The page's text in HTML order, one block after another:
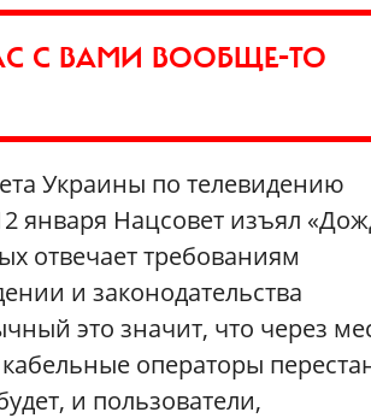
С ВАМИ ВООБЩЕ-ТО
Украины по телевидению
января Нацсовет изъял
отвечает требованиям
и законодательства
это значит, что через
операторы
и пользователи,